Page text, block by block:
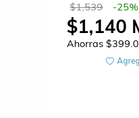
$1,539 -25%
$1,140
Ahorras